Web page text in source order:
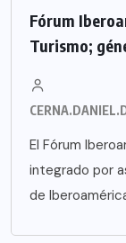
Fórum
Turismo;
El Fórum
integrado por
de